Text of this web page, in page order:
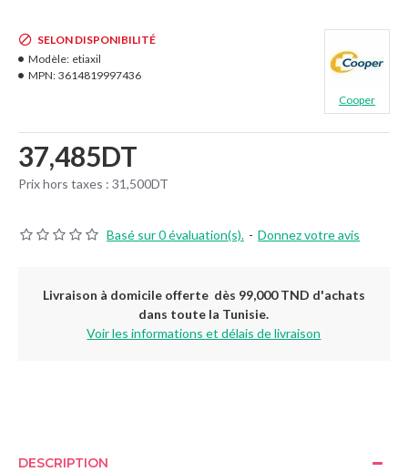
Basé sur 0 évaluation(s). - Donnez votre avis
37,485DT
Prix hors taxes : 31,500DT
SELON DISPONIBILITÉ
Modèle: etiaxil
MPN: 3614819997436
Cooper
Livraison à domicile offerte dès 99,000 TND d'achats
dans toute la Tunisie.
Voir les informations et délais de livraison
DESCRIPTION